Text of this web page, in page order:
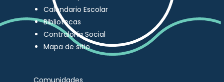
Calendario Escolar
Bibliotecas
Contraloría Social
Mapa de sitio
Comunidades